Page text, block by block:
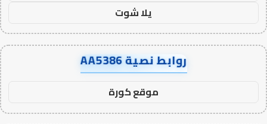
يلا شوت
روابط نصية AA5386
موقع كورة